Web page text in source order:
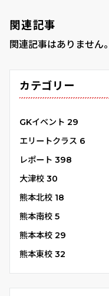
関連記事
関連記事はありません。
カテゴリー
GKイベント 29
エリートクラス 6
レポート 398
大津校 30
熊本北校 18
熊本南校 5
熊本本校 29
熊本東校 32